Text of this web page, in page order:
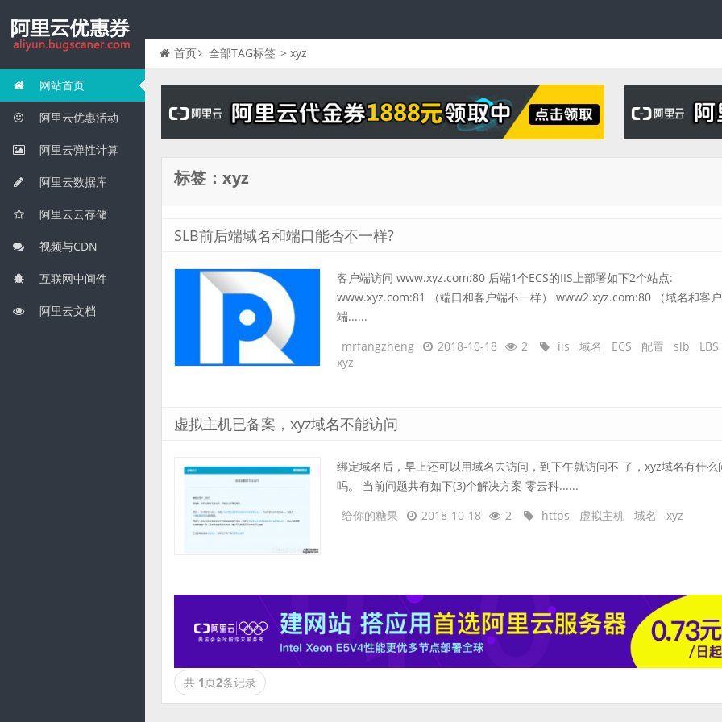
网站首页
阿里云优惠活动
阿里云弹性计算
阿里云数据库
阿里云云存储
视频与CDN
互联网中间件
阿里云文档
首页 全部TAG标签 > xyz
标签：xyz
SLB前后端域名和端口能否不一样?
客户端访问 www.xyz.com:80 后端1个ECS的IIS上部署如下2个站点:
www.xyz.com:81 （端口和客户端不一样） www2.xyz.com:80 （域名和客户
端......
mrfangzheng
2018-10-18 2 iis 域名 ECS 配置 slb
LBS
xyz
虚拟主机已备案，xyz域名不能访问
绑定域名后，早上还可以用域名去访问，到下午就访问不 了，xyz域名有什么
吗。 当前问题共有如下(3)个解决方案 零云科......
给你的糖果
2018-10-18 2 https 虚拟主机 域名 xyz
共 1页2条记录